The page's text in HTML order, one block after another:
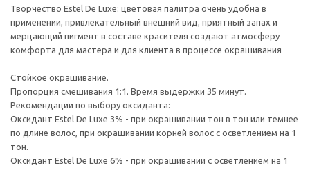
Творчество Estel De Luxe: цветовая палитра очень удобна в
применении, привлекательный внешний вид, приятный запах и
мерцающий пигмент в составе красителя создают атмосферу
комфорта для мастера и для клиента в процессе окрашивания
Стойкое окрашивание.
Пропорция смешивания 1:1. Время выдержки 35 минут.
Рекомендации по выбору оксиданта:
Оксидант Estel De Luxe 3% - при окрашивании тон в тон или темнее
по длине волос, при окрашивании корней волос с осветлением на 1
тон.
Оксидант Estel De Luxe 6% - при окрашивании с осветлением на 1